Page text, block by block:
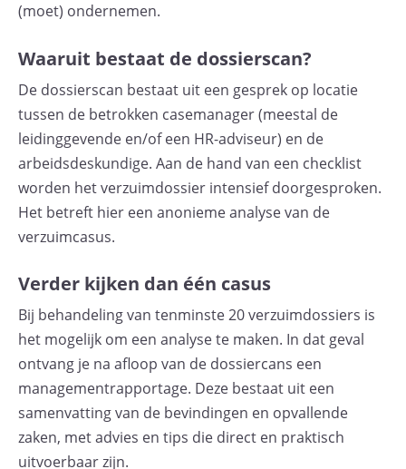
(moet) ondernemen.
Waaruit bestaat de dossierscan?
De dossierscan bestaat uit een gesprek op locatie
tussen de betrokken casemanager (meestal de
leidinggevende en/of een HR-adviseur) en de
arbeidsdeskundige. Aan de hand van een checklist
worden het verzuimdossier intensief doorgesproken.
Het betreft hier een anonieme analyse van de
verzuimcasus.
Verder kijken dan één casus
Bij behandeling van tenminste 20 verzuimdossiers is
het mogelijk om een analyse te maken. In dat geval
ontvang je na afloop van de dossiercans een
managementrapportage. Deze bestaat uit een
samenvatting van de bevindingen en opvallende
zaken, met advies en tips die direct en praktisch
uitvoerbaar zijn.